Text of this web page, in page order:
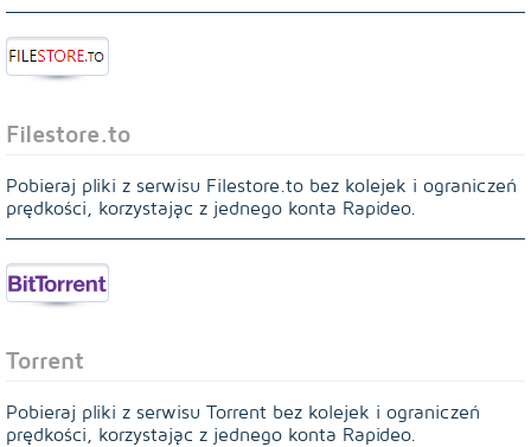
Filestore.to
Pobieraj pliki z serwisu Filestore.to bez kolejek i ograniczeń
prędkości, korzystając z jednego konta Rapideo.
Torrent
Pobieraj pliki z serwisu Torrent bez kolejek i ograniczeń
prędkości, korzystając z jednego konta Rapideo.